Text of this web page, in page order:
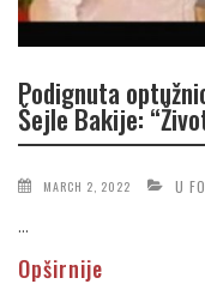
Podignuta
Šejle Bakije:
MARCH 2, 2022 U
...
Opširnije